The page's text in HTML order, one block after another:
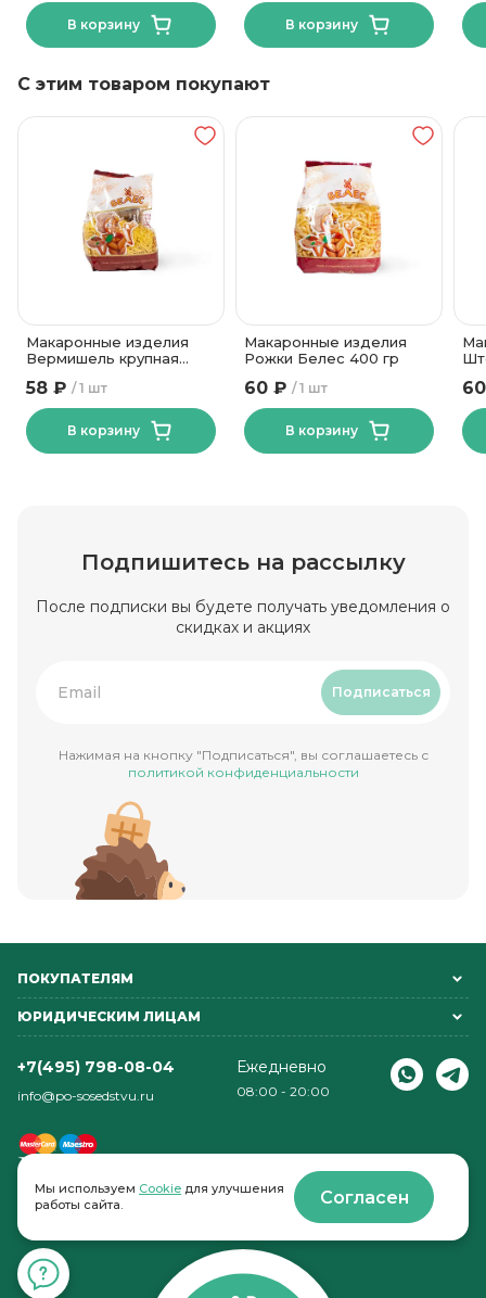
В корзину В корзину
С этим товаром покупают
Макаронные изделия
Вермишель крупная
1 шт
58 ₽
В корзину
Макаронные изделия
Рожки Белес 400 гр
1 шт
60 ₽
В корзину
Подпишитесь на рассылку
После подписки вы будете получать уведомления о
скидках и акциях
Подписаться
Нажимая на кнопку "Подписаться", вы соглашаетесь с
политикой конфиденциальности
ПОКУПАТЕЛЯМ
ЮРИДИЧЕСКИМ ЛИЦАМ
+7(495) 798-08-04
info@po-sosedstvu.ru
Ежедневно
08:00 - 20:00
© 2022-2026 . По соседству
Мы используем Cookie для улучшения
работы сайта.
Согласен